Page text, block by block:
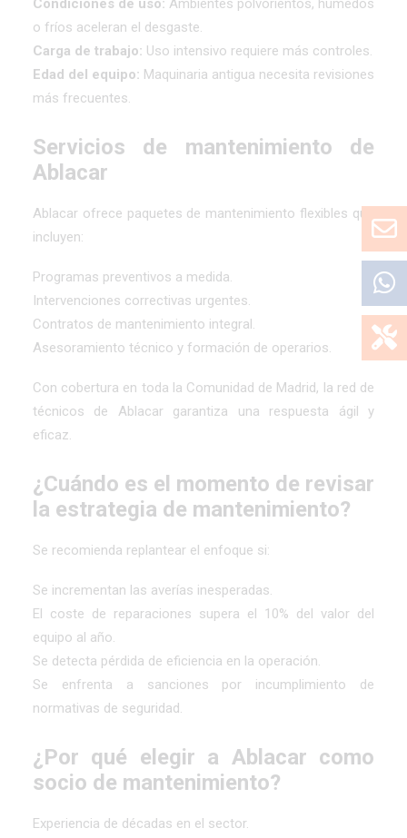
Condiciones de uso: Ambientes polvorientos, húmedos
o fríos aceleran el desgaste.
Carga de trabajo: Uso intensivo requiere más controles.
Edad del equipo: Maquinaria antigua necesita revisiones
más frecuentes.
Servicios de mantenimiento de
Ablacar
Ablacar ofrece paquetes de mantenimiento flexibles que
incluyen:
Programas preventivos a medida.
Intervenciones correctivas urgentes.
Contratos de mantenimiento integral.
Asesoramiento técnico y formación de operarios.
Con cobertura en toda la Comunidad de Madrid, la red de
técnicos de Ablacar garantiza una respuesta ágil y
eficaz.
¿Cuándo es el momento de revisar
la estrategia de mantenimiento?
Se recomienda replantear el enfoque si:
Se incrementan las averías inesperadas.
El coste de reparaciones supera el 10% del valor del
equipo al año.
Se detecta pérdida de eficiencia en la operación.
Se enfrenta a sanciones por incumplimiento de
normativas de seguridad.
¿Por qué elegir a Ablacar como
socio de mantenimiento?
Experiencia de décadas en el sector.